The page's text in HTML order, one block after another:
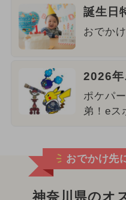
誕生日
おでか
2026年
ポケパ
弟！eス
おでかけ先
神奈川県のオ